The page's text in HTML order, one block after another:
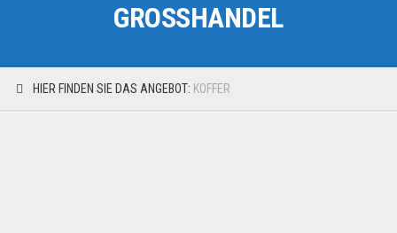
Fahrzeuge & TransportGROSSHANDEL
HIER FINDEN SIE DAS ANGEBOT: KOFFER